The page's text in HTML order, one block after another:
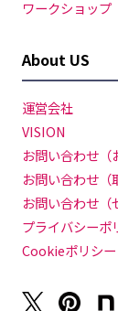
ワークショップ
About US
運営会社
VISION
お問い合わせ（
お問い合わせ（
お問い合わせ（
プライバシーポ
Cookieポリシー